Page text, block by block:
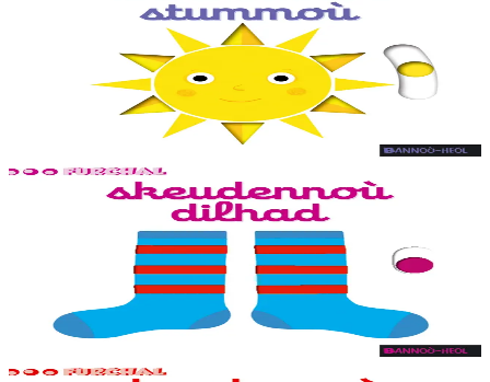
Skeudennoù stummoù
Skeudennoù bev azasaet ouzh ar re vihanañ war bep bajenn zoubl,
adalek ar golo. Ur c'hoari bihan evit kemer plijadur gant ar gerioù e
1 vloaz hag ouzhpenn
Skeudennoù dilhad
Skeudennoù bev azasaet ouzh ar re vihanañ war bep bajenn zoubl,
adalek ar golo. Ur c'hoari bihan evit kemer plijadur gant ar gerioù e
dibenn al levr.
1 vloaz hag ouzhpenn